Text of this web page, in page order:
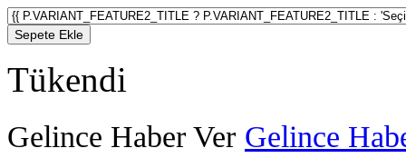
Sepete Ekle
Tükendi
Gelince Haber Ver Gelince